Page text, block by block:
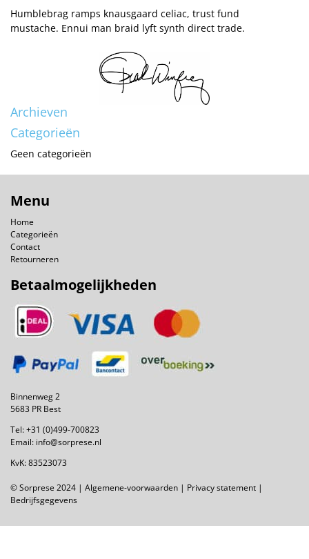
Humblebrag ramps knausgaard celiac, trust fund
mustache. Ennui man braid lyft synth direct trade.
Archieven
Categorieën
Geen categorieën
Menu
Home
Categorieën
Contact
Retourneren
Betaalmogelijkheden
Binnenweg 2
5683 PR Best
Tel:+31 (0)499-700823
Email: info@sorprese.nl
KvK: 83523073
© Sorprese 2024 | Algemene-voorwaarden | Privacy statement |
Bedrijfsgegevens